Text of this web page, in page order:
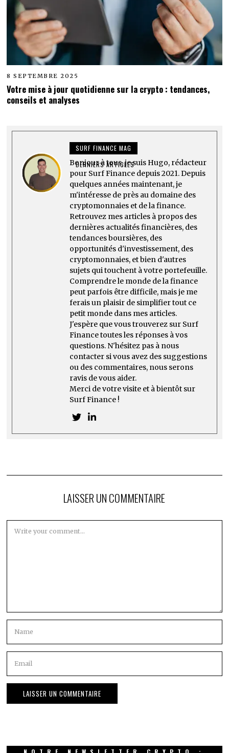
8 SEPTEMBRE 2025
Votre mise à jour quotidienne sur la crypto : tendances,
conseils et analyses
SURF FINANCE MAG
DERNIERS ARTICLES
Bonjour à tous, je suis Hugo, rédacteur
pour Surf Finance depuis 2021. Depuis
quelques années maintenant, je
m'intéresse de près au domaine des
cryptomonnaies et de la finance.
Retrouvez mes articles à propos des
dernières actualités financières, des
tendances boursières, des
opportunités d'investissement, des
cryptomonnaies, et bien d'autres
sujets qui touchent à votre portefeuille.
Comprendre le monde de la finance
peut parfois être difficile, mais je me
ferais un plaisir de simplifier tout ce
petit monde dans mes articles.
J'espère que vous trouverez sur Surf
Finance toutes les réponses à vos
questions. N'hésitez pas à nous
contacter si vous avez des suggestions
ou des commentaires, nous serons
ravis de vous aider.
Merci de votre visite et à bientôt sur
Surf Finance !
LAISSER UN COMMENTAIRE